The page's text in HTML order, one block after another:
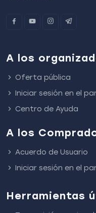
A los
Oferta pública
Iniciar sesión en el
Centro de Ayuda
A los
Acuerdo de Usuario
Iniciar sesión en el
Herramientas